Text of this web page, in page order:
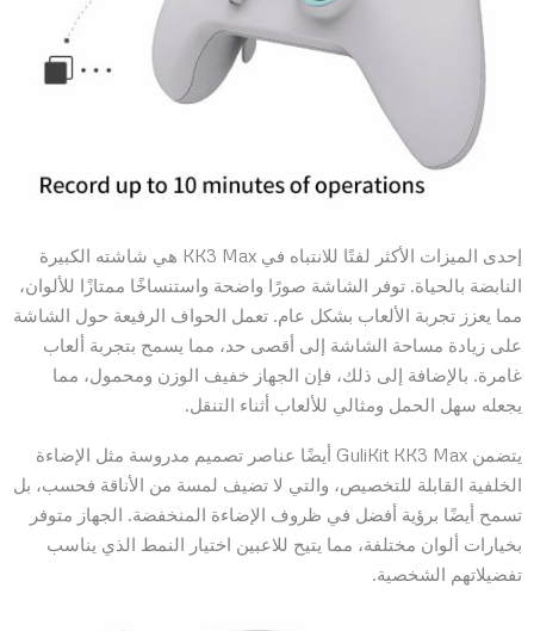
إحدى الميزات الأكثر لفتًا للانتباه في KK3 Max هي شاشته الكبيرة
النابضة بالحياة. توفر الشاشة صورًا واضحة واستنساخًا ممتازًا للألوان،
مما يعزز تجربة الألعاب بشكل عام. تعمل الحواف الرفيعة حول الشاشة
على زيادة مساحة الشاشة إلى أقصى حد، مما يسمح بتجربة ألعاب
غامرة. بالإضافة إلى ذلك، فإن الجهاز خفيف الوزن ومحمول، مما
يجعله سهل الحمل ومثالي للألعاب أثناء التنقل.
يتضمن GuliKit KK3 Max أيضًا عناصر تصميم مدروسة مثل الإضاءة
الخلفية القابلة للتخصيص، والتي لا تضيف لمسة من الأناقة فحسب، بل
تسمح أيضًا برؤية أفضل في ظروف الإضاءة المنخفضة. الجهاز متوفر
بخيارات ألوان مختلفة، مما يتيح للاعبين اختيار النمط الذي يناسب
تفضيلاتهم الشخصية.